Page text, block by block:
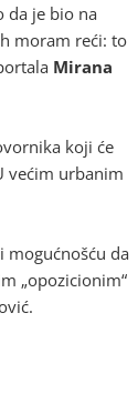
da je bio na
moram reći: to
Mirana
koji će
većim urbanim
mogućnošću da
„opozicionim“